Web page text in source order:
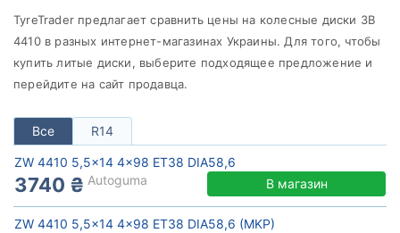
TyreTrader предлагает сравнить цены на колесные диски ЗВ
4410 в разных интернет-магазинах Украины. Для того, чтобы
купить литые диски, выберите подходящее предложение и
перейдите на сайт продавца.
Все R14
ZW 4410 5,5x14 4x98 ET38 DIA58,6
3740 ₴ Autoguma В магазин
ZW 4410 5,5x14 4x98 ET38 DIA58,6 (MKP)
от до
Все бренды
Тип диска